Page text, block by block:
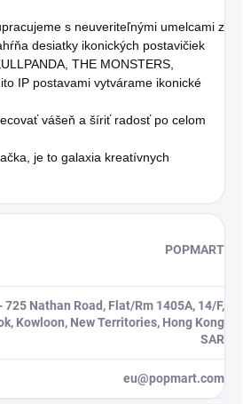
s neuveriteľnými umelcami z
desiatky ikonických postavičiek
THE MONSTERS,
IP postavami vytvárame ikonické
vášeň a šíriť radosť po celom
je to galaxia kreatívnych
POPMART
725 Nathan Road, Flat/Rm 1405A, 14/F,
Kowloon, New Territories, Hong Kong
SAR
eu@popmart.com